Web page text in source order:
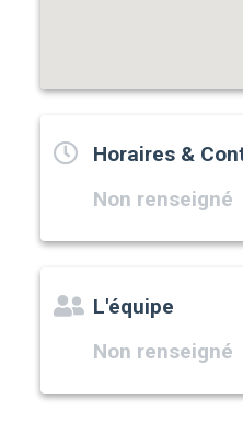
Horaires &
Non renseigné
L'équipe
Non renseigné